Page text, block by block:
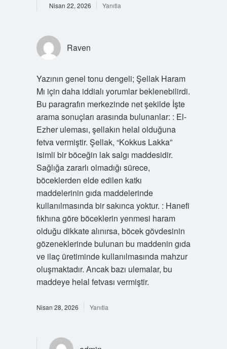
Nisan 22, 2026 Yanıtla
Raven
Yazının genel tonu dengeli; Şellak Haram
Mı için daha iddialı yorumlar beklenebilirdi.
Bu paragrafın merkezinde net şekilde İşte
arama sonuçları arasında bulunanlar: : El-
Ezher uleması, şellakın helal olduğuna
fetva vermiştir. Şellak, “Kokkus Lakka”
isimli bir böceğin lak salgı maddesidir.
Sağlığa zararlı olmadığı sürece,
böceklerden elde edilen katkı
maddelerinin gıda maddelerinde
kullanılmasında bir sakınca yoktur. : Hanefi
fıkhına göre böceklerin yenmesi haram
olduğu dikkate alınırsa, böcek gövdesinin
gözeneklerinde bulunan bu maddenin gıda
ve ilaç üretiminde kullanılmasında mahzur
oluşmaktadır. Ancak bazı ulemalar, bu
maddeye helal fetvası vermiştir.
Nisan 28, 2026 Yanıtla